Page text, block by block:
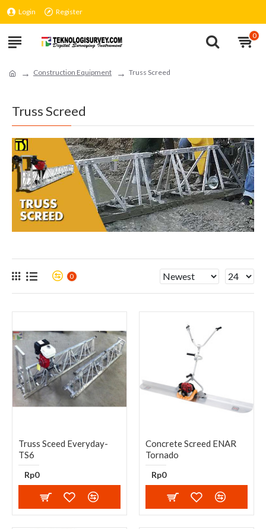
Login Register
0
Construction Equipment Truss Screed
Truss Screed
0
Truss Sceed Everyday-
TS6
Rp0
Concrete Screed ENAR
Tornado
Rp0